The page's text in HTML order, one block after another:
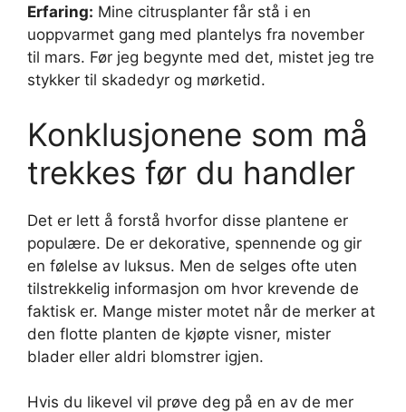
Erfaring: Mine citrusplanter får stå i en
uoppvarmet gang med plantelys fra november
til mars. Før jeg begynte med det, mistet jeg tre
stykker til skadedyr og mørketid.
Konklusjonene som må
trekkes før du handler
Det er lett å forstå hvorfor disse plantene er
populære. De er dekorative, spennende og gir
en følelse av luksus. Men de selges ofte uten
tilstrekkelig informasjon om hvor krevende de
faktisk er. Mange mister motet når de merker at
den flotte planten de kjøpte visner, mister
blader eller aldri blomstrer igjen.
Hvis du likevel vil prøve deg på en av de mer